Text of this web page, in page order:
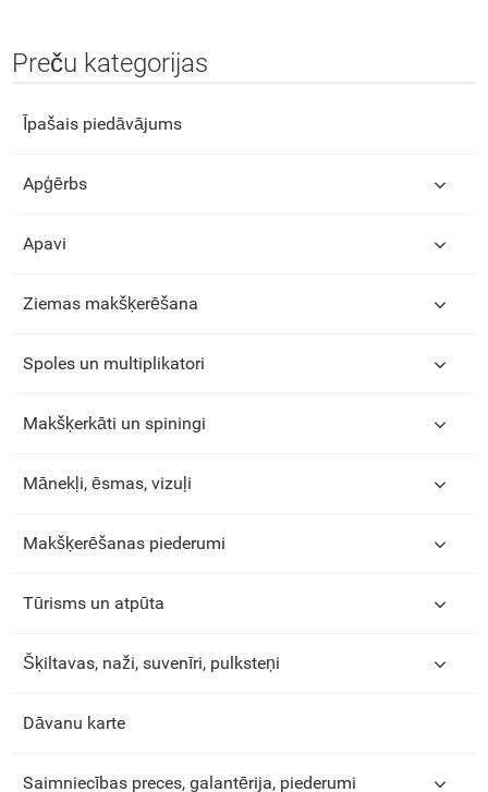
Preču kategorijas
Īpašais piedāvājums
Apģērbs
Apavi
Ziemas makšķerēšana
Spoles un multiplikatori
Makšķerkāti un spiningi
Mānekļi, ēsmas, vizuļi
Makšķerēšanas piederumi
Tūrisms un atpūta
Šķiltavas, naži, suvenīri, pulksteņi
Dāvanu karte
Saimniecības preces, galantērija, piederumi